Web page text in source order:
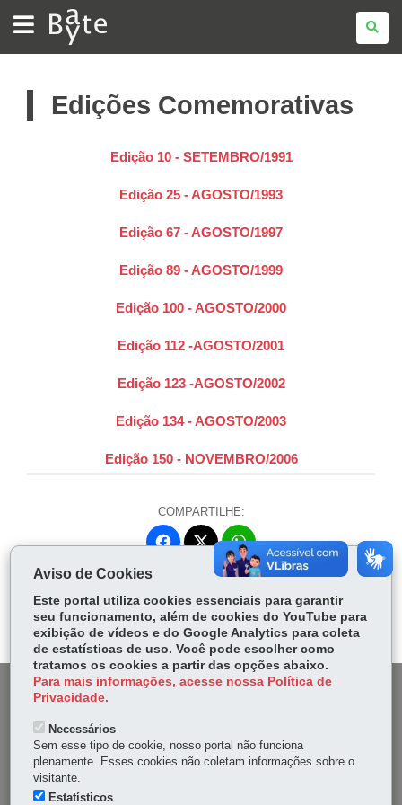
BATE
BYTE
Edições Comemorativas
Edição 10 - SETEMBRO/1991
Edição 25 - AGOSTO/1993
Edição 67 - AGOSTO/1997
Edição 89 - AGOSTO/1999
Edição 100 - AGOSTO/2000
Edição 112 -AGOSTO/2001
Edição 123 -AGOSTO/2002
Edição 134 - AGOSTO/2003
Edição 150 - NOVEMBRO/2006
COMPARTILHE:
Fa
ok
Tw
itt
er
W
ha
Ap
p
DENUNCIE CORRUPÇÃO
OUVIDORIA
Aviso de Cookies
Este portal utiliza cookies essenciais para garantir
seu funcionamento, além de cookies do YouTube para
exibição de vídeos e do Google Analytics para coleta
de estatísticas de uso. Você pode escolher como
tratamos os cookies a partir das opções abaixo.
Para mais informações, acesse nossa Política de
Privacidade.
Necessários
Sem esse tipo de cookie, nosso portal não funciona
plenamente. Esses cookies não coletam informações sobre o
visitante.
Estatísticos